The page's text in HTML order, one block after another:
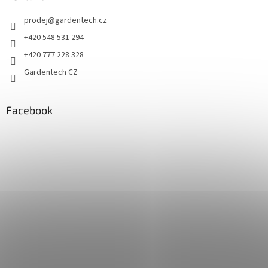
prodej@gardentech.cz
+420 548 531 294
+420 777 228 328
Gardentech CZ
Facebook